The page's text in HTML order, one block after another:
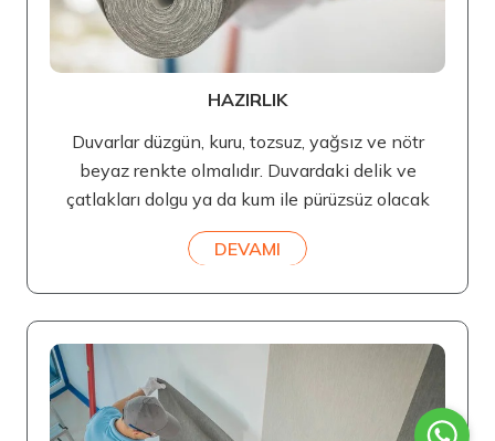
HAZIRLIK
Duvarlar düzgün, kuru, tozsuz, yağsız ve nötr
beyaz renkte olmalıdır. Duvardaki delik ve
çatlakları dolgu ya da kum ile pürüzsüz olacak
DEVAMI